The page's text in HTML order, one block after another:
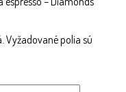
Vyžadované polia sú